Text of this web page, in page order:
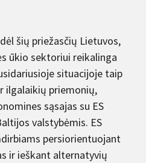
šių priežasčių Lietuvos,
ūkio sektoriui reikalinga
situacijoje taip
ilgalaikių priemonių,
sąsajas su ES
valstybėmis. ES
persiorientuojant
ir ieškant alternatyvių